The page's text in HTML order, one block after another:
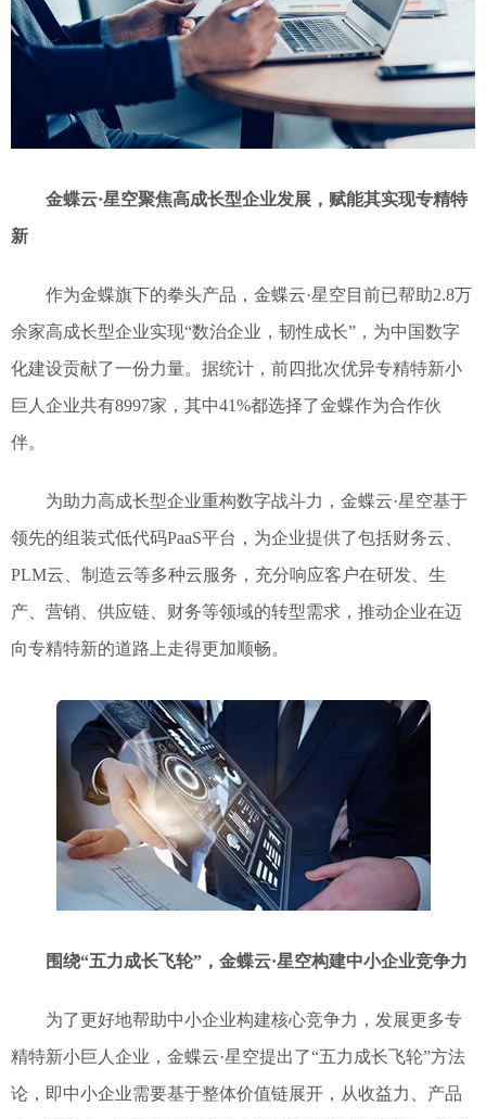
金蝶云·星空聚焦高成长型企业发展，赋能其实现专精特
新
作为金蝶旗下的拳头产品，金蝶云·星空目前已帮助2.8万
余家高成长型企业实现“数治企业，韧性成长”，为中国数字
化建设贡献了一份力量。据统计，前四批次优异专精特新小
巨人企业共有8997家，其中41%都选择了金蝶作为合作伙
伴。
为助力高成长型企业重构数字战斗力，金蝶云·星空基于
领先的组装式低代码PaaS平台，为企业提供了包括财务云、
PLM云、制造云等多种云服务，充分响应客户在研发、生
产、营销、供应链、财务等领域的转型需求，推动企业在迈
向专精特新的道路上走得更加顺畅。
围绕“五力成长飞轮”，金蝶云·星空构建中小企业竞争力
为了更好地帮助中小企业构建核心竞争力，发展更多专
精特新小巨人企业，金蝶云·星空提出了“五力成长飞轮”方法
论，即中小企业需要基于整体价值链展开，从收益力、产品